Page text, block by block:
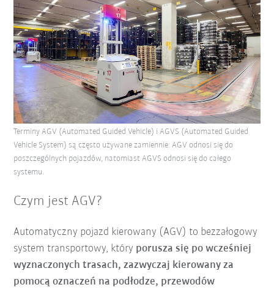
Czym jest AGV?
Automatyczny pojazd kierowany (AGV) to bezzałogowy
system transportowy, który porusza się po wcześniej
wyznaczonych trasach, zazwyczaj kierowany za
pomocą oznaczeń na podłodze, przewodów
Terminy AGV (Automated Guided Vehicle) i AGVS (Automated Guided
Vehicle System) są często używane zamiennie: AGV odnosi się do
poszczególnych pojazdów, natomiast AGVS odnosi się do całego
systemu.